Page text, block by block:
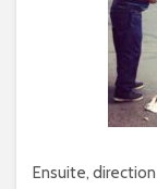
Ensuite,